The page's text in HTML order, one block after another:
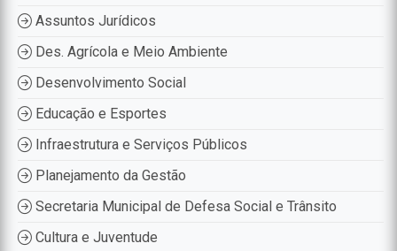
Assuntos Jurídicos
Des. Agrícola e Meio Ambiente
Desenvolvimento Social
Educação e Esportes
Infraestrutura e Serviços Públicos
Planejamento da Gestão
Secretaria Municipal de Defesa Social e Trânsito
Cultura e Juventude